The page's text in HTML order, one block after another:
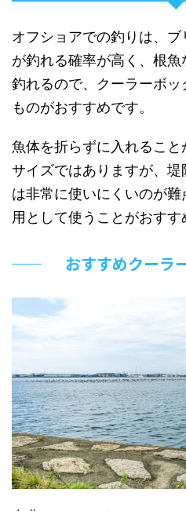
オフショアでの釣りは、
が釣れる確率が高く、根
釣れるので、クーラーボ
ものがおすすめです。
魚体を折らずに入れるこ
サイズではありますが、
は非常に使いにくいのが
用として使うことがおすす
おすすめクーラ